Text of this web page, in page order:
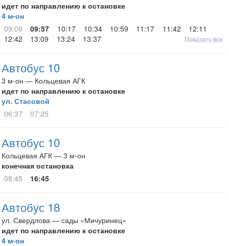
идет по направлению к остановке
4 м-он
09:09
09:57 10:17 10:34 10:59 11:17 11:42
12:11
12:42
13:09 13:24 13:37 Показать все
Автобус 10
3 м-он — Кольцевая АГК
идет по направлению к остановке
ул. Стасовой
06:37
07:25
Автобус 10
Кольцевая АГК — 3 м-он
конечная остановка
08:45
16:45
Автобус 18
ул. Свердлова — сады «Мичуринец»
идет по направлению к остановке
4 м-он